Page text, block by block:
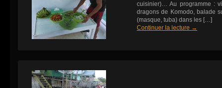
cuisinier)… Au programme :
dragons de Komodo, balade
(masque, tuba) dans les […]
Continuer la lecture →